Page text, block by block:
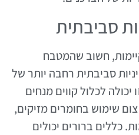
סביבתית
חשוב שהמטבח
סביבתית רחבה יותר של
יכולה לכלול קווים מנחים
שימוש בחומרים מזיקים,
כללים ברורים יכולים